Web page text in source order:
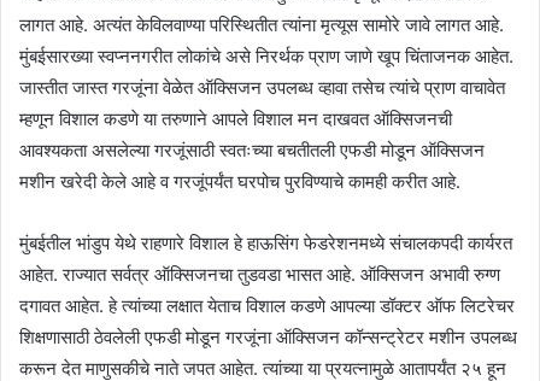
लागत आहे. अत्यंत केविलवाण्या परिस्थितीत त्यांना मृत्यूस सामोरे जावे लागत आहे.
मुंबईसारख्या स्वप्ननगरीत लोकांचे असे निरर्थक प्राण जाणे खूप चिंताजनक आहेत.
जास्तीत जास्त गरजूंना वेळेत ऑक्सिजन उपलब्ध व्हावा तसेच त्यांचे प्राण वाचावेत
म्हणून विशाल कडणे या तरुणाने आपले विशाल मन दाखवत ऑक्सिजनची
आवश्यकता असलेल्या गरजूंसाठी स्वतःच्या बचतीतली एफडी मोडून ऑक्सिजन
मशीन खरेदी केले आहे व गरजूंपर्यंत घरपोच पुरविण्याचे कामही करीत आहे.
मुंबईतील भांडुप येथे राहणारे विशाल हे हाऊसिंग फेडरेशनमध्ये संचालकपदी कार्यरत
आहेत. राज्यात सर्वत्र ऑक्सिजनचा तुडवडा भासत आहे. ऑक्सिजन अभावी रुग्ण
दगावत आहेत. हे त्यांच्या लक्षात येताच विशाल कडणे आपल्या डॉक्टर ऑफ लिटरेचर
शिक्षणासाठी ठेवलेली एफडी मोडून गरजूंना ऑक्सिजन कॉन्सन्ट्रेटर मशीन उपलब्ध
करून देत माणुसकीचे नाते जपत आहेत. त्यांच्या या प्रयत्नामुळे आतापर्यंत २५ हून